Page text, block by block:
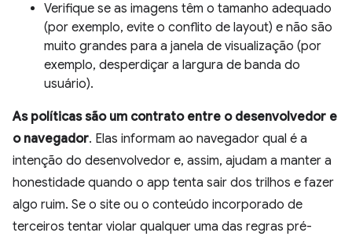
Verifique se as imagens têm o tamanho adequado
(por exemplo, evite o conflito de layout) e não são
muito grandes para a janela de visualização (por
exemplo, desperdiçar a largura de banda do
usuário).
As políticas são um contrato entre o desenvolvedor e
o navegador. Elas informam ao navegador qual é a
intenção do desenvolvedor e, assim, ajudam a manter a
honestidade quando o app tenta sair dos trilhos e fazer
algo ruim. Se o site ou o conteúdo incorporado de
terceiros tentar violar qualquer uma das regras pré-